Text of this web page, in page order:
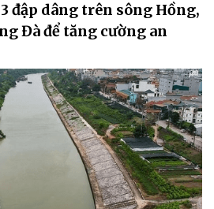
đập dâng trên sông Hồng,
Đà để tăng cường an